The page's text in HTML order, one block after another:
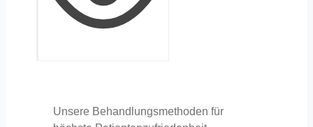
Unsere Behandlungsmethoden für